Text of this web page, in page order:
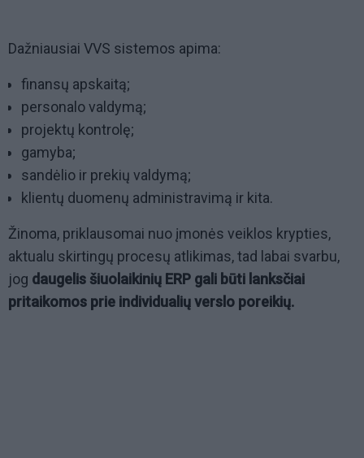
Dažniausiai VVS sistemos apima:
finansų apskaitą;
personalo valdymą;
projektų kontrolę;
gamyba;
sandėlio ir prekių valdymą;
klientų duomenų administravimą ir kita.
Žinoma, priklausomai nuo įmonės veiklos krypties,
aktualu skirtingų procesų atlikimas, tad labai svarbu,
jog daugelis šiuolaikinių ERP gali būti lanksčiai
pritaikomos prie individualių verslo poreikių.